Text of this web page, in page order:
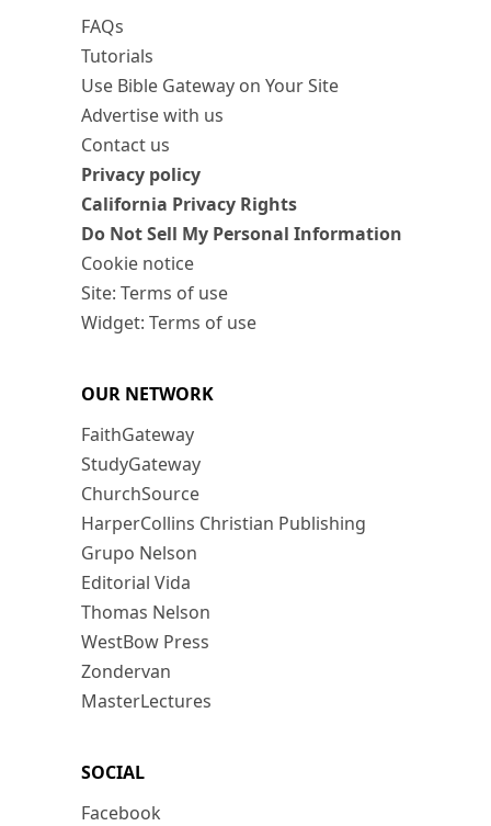
FAQs
Tutorials
Use Bible Gateway on Your Site
Advertise with us
Contact us
Privacy policy
California Privacy Rights
Do Not Sell My Personal Information
Cookie notice
Site: Terms of use
Widget: Terms of use
OUR NETWORK
FaithGateway
StudyGateway
ChurchSource
HarperCollins Christian Publishing
Grupo Nelson
Editorial Vida
Thomas Nelson
WestBow Press
Zondervan
MasterLectures
SOCIAL
Facebook